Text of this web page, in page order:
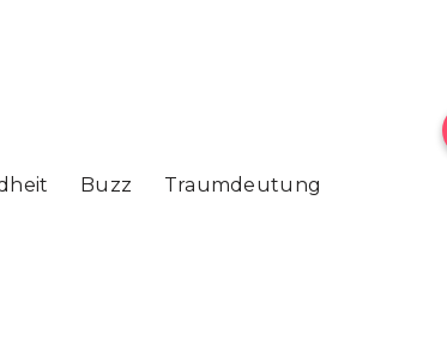
Buzz Traumdeutung